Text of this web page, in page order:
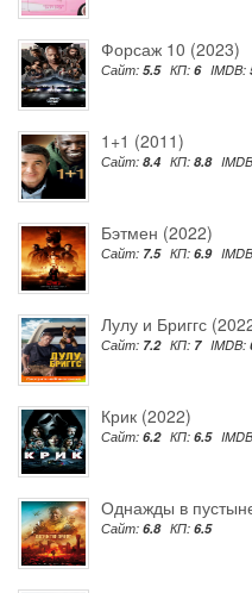
Форсаж 10 (2023)
Сайт: 5.5 КП: 6 IMDB:
1+1 (2011)
Сайт: 8.4 КП: 8.8
Бэтмен (2022)
Сайт: 7.5 КП: 6.9
Лулу и Бриггс
Сайт: 7.2 КП: 7 IMDB:
Крик (2022)
Сайт: 6.2 КП: 6.5
Однажды в
Сайт: 6.8 КП: 6.5